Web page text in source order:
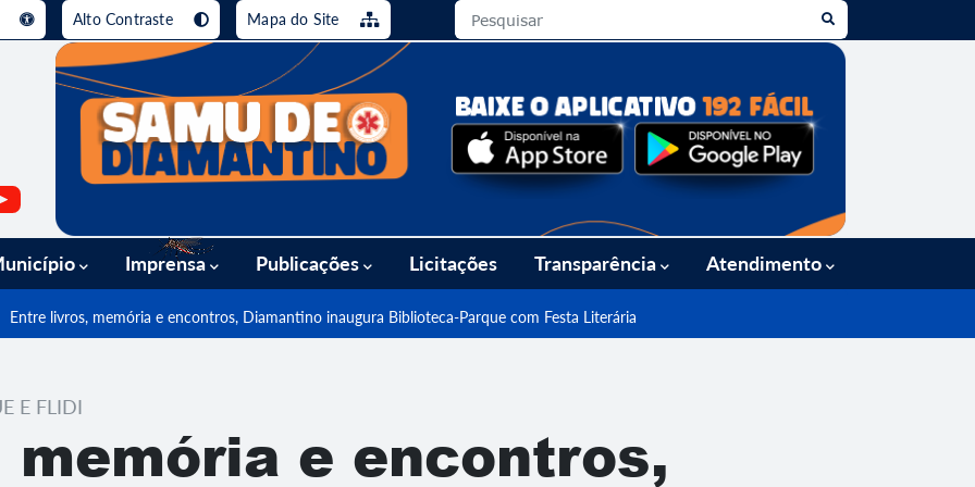
[alt+3] Ir para o rodapé [alt+4]
Alto Contraste Mapa do Site
Imprensa Publicações Licitações Transparência Atendimento
Entre livros, memória e encontros, Diamantino inaugura Biblioteca-Parque com Festa Literária
E FLIDI
e encontros,